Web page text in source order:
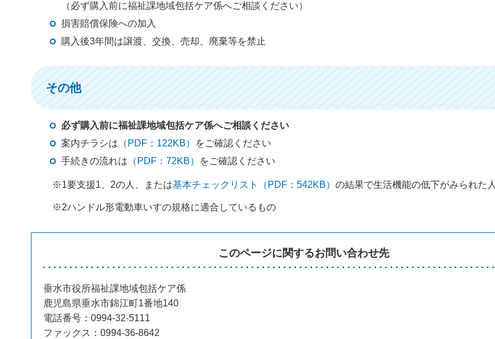
（必ず購入前に福祉課地域包括ケア係へご相談ください）
損害賠償保険への加入
購入後3年間は譲渡、交換、売却、廃棄等を禁止
その他
必ず購入前に福祉課地域包括ケア係へご相談ください
案内チラシは （PDF：122KB）
をご確認ください
手続きの流れは （PDF：72KB） をご確認ください
※1要支援1、2の人、または基本チェックリスト（PDF：542KB） の結果で生活機能の低下がみられた人
※2ハンドル形電動車いすの規格に適合しているもの
このページに関するお問い合わせ先
垂水市役所福祉課地域包括ケア係
鹿児島県垂水市錦江町1番地140
電話番号：0994-32-5111
ファックス：0994-36-8642